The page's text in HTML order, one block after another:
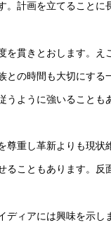
計画を立てること
貫きとおします。
の時間も大切にす
ように強いること
重し革新よりも現
こともあります。
ィアには興味を示